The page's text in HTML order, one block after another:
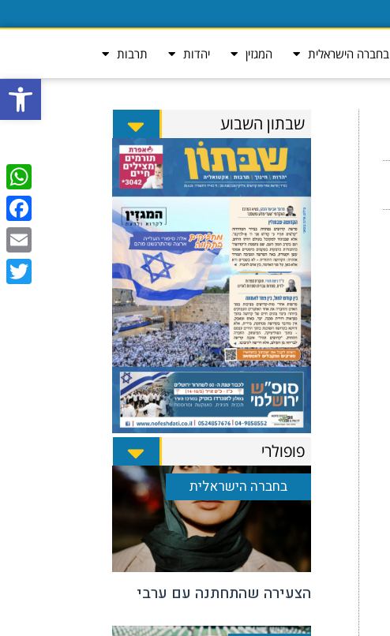
פתח
בחברה הישראלית המגזין יהדות תרבות
שבתון השבוע
פופולרי
בחברה הישראלית
הצעירה שהתחתנה עם ערבי
Email